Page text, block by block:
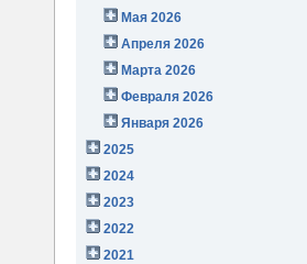
Мая 2026
Апреля 2026
Марта 2026
Февраля 2026
Января 2026
2025
2024
2023
2022
2021